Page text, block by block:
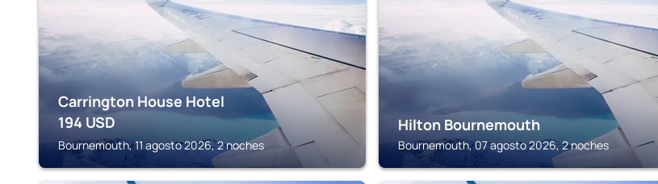
Carrington House Hotel
194 USD
Bournemouth, 11 agosto 2026, 2 noches
Hilton Bournemouth
Bournemouth, 07 agosto 2026, 2 noches